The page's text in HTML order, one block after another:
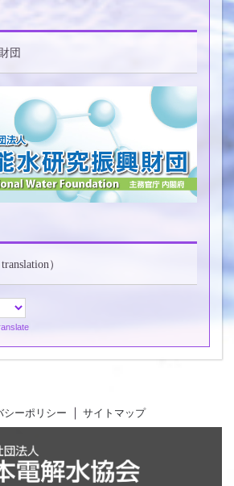
団
）
シーポリシー サイトマップ